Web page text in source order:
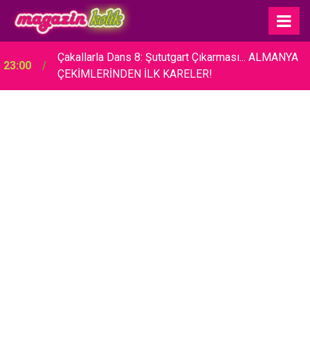
19:30
Seda Bakan... YOĞUN İSTEK ÜZERİNE İMAJ
DEĞİŞTİRDİ!